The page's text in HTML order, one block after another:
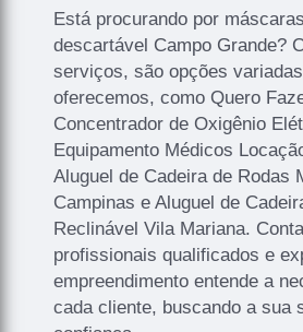
Está procurando por
descartável Campo Grande?
serviços, são opções
oferecemos, como Quero
Concentrador de Oxigênio
Equipamento Médicos
Aluguel de Cadeira de Rodas
Campinas e Aluguel de
Reclinável Vila Mariana.
profissionais qualificados e
empreendimento entende a
cada cliente, buscando a sua